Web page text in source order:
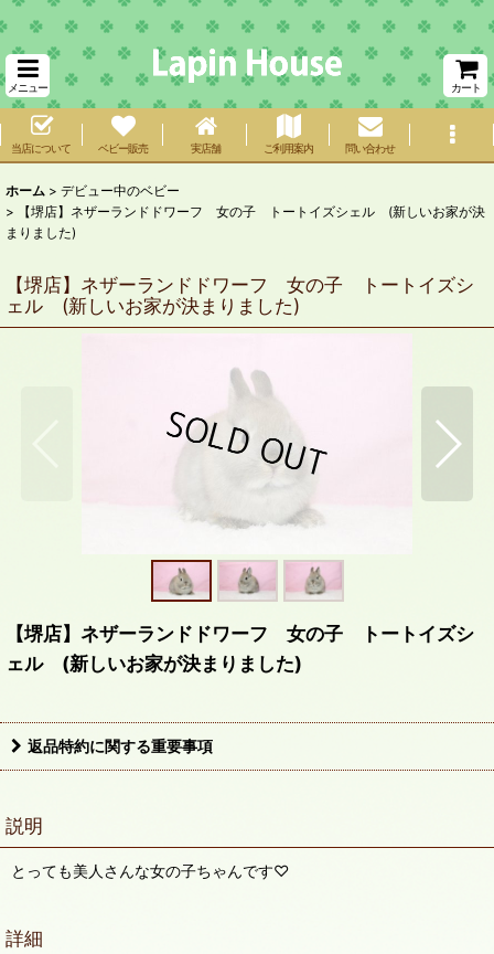
メニュー カート
当店について ベビー販売 実店舗 ご利用案内 問い合わせ
ホーム > デビュー中のベビー
>
【堺店】ネザーランドドワーフ 女の子 トートイズシェル (新しいお家が決
まりました)
【堺店】ネザーランドドワーフ 女の子 トートイズシ
ェル (新しいお家が決まりました)
【堺店】ネザーランドドワーフ 女の子 トートイズシ
ェル (新しいお家が決まりました)
返品特約に関する重要事項
説明
とっても美人さんな女の子ちゃんです♡
詳細